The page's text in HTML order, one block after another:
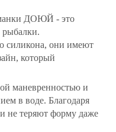
ДОЮЙ - это
силикона, они имеют
который
маневренностью и
в воде. Благодаря
не теряют форму даже